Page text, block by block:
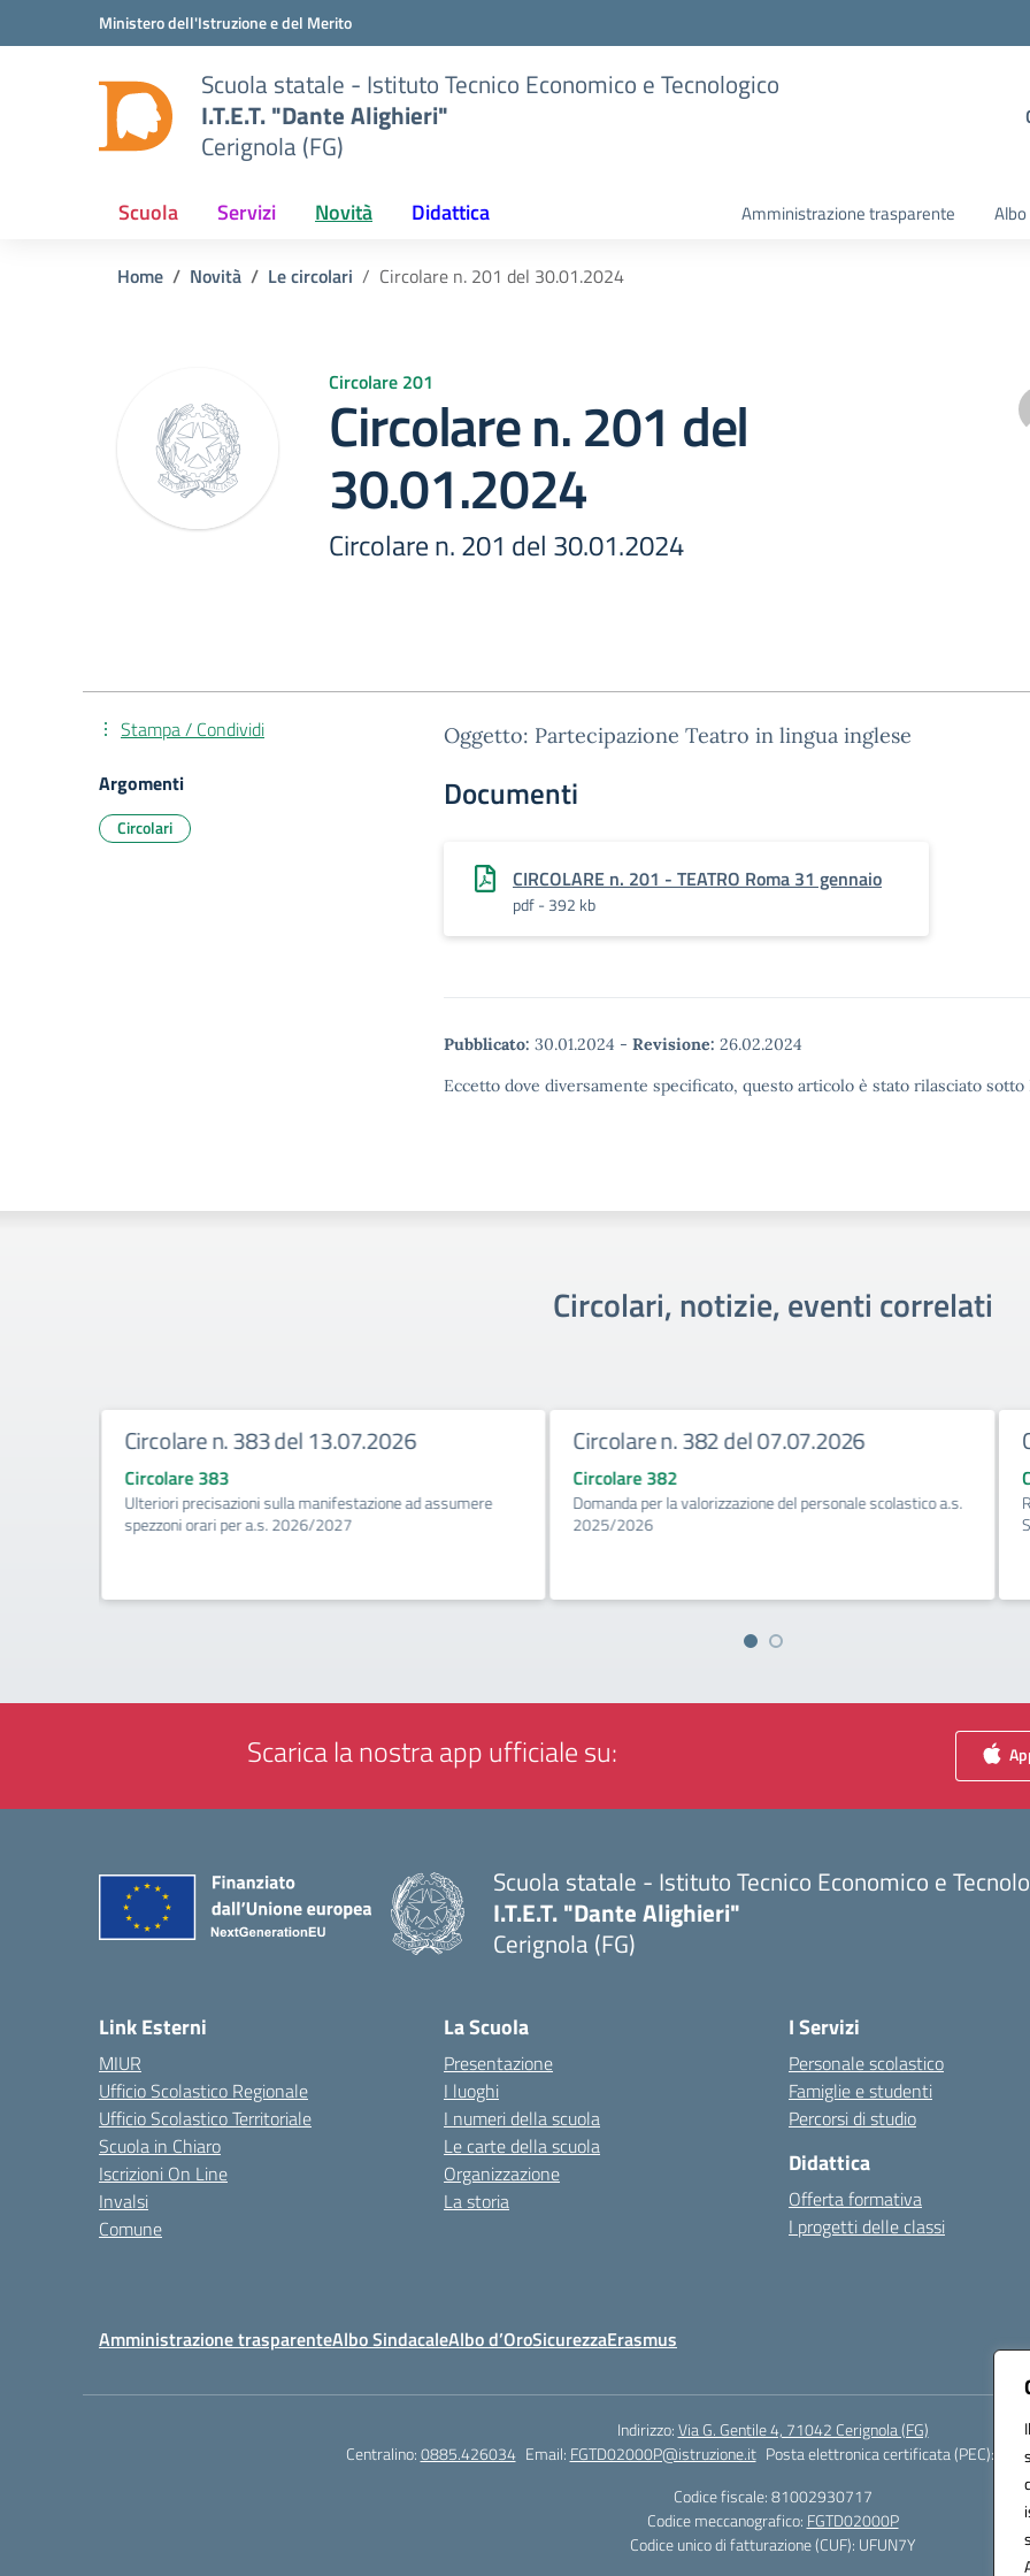
Vai ai contenuti
Vai al menu di navigazioneMinistero dell'Istruzione e del Merito
Scuola statale - Istituto Tecnico Economico e Tecnologico
I.T.E.T. "Dante Alighieri"
Cerignola (FG)
Scuola Servizi Novità Didattica Amministrazione trasparente
Home Novità Le circolari Circolare n. 201 del 30.01.2024
Circolare 201
Circolare n. 201 del
30.01.2024
Circolare n. 201 del 30.01.2024
Oggetto: Partecipazione Teatro in lingua inglese
Documenti
CIRCOLARE n. 201 - TEATRO Roma 31 gennaio
pdf - 392 kb
Pubblicato: 30.01.2024 - Revisione: 26.02.2024
Eccetto dove diversamente specificato, questo articolo è stato rilasciato
Stampa / Condividi
Argomenti
Circolari
Circolari, notizie, eventi correlati
Circolare n. 383 del 13.07.2026
Circolare 383
Ulteriori precisazioni sulla manifestazione ad assumere
spezzoni orari per a.s. 2026/2027
Circolare n. 382 del 07.07.2026
Circolare 382
Domanda per la valorizzazione del personale scolastico a.s.
2025/2026
Scarica la nostra app ufficiale su:
Scuola statale - Istituto Tecnico Economico e
I.T.E.T. "Dante Alighieri"
Cerignola (FG)
Link Esterni
MIUR
Ufficio Scolastico Regionale
Ufficio Scolastico Territoriale
Scuola in Chiaro
Iscrizioni On Line
Invalsi
Comune
La Scuola
Presentazione
I luoghi
I numeri della scuola
Le carte della scuola
Organizzazione
La storia
I Servizi
Personale scolastico
Famiglie e studenti
Percorsi di studio
Didattica
Offerta formativa
I progetti delle classi
Amministrazione trasparenteAlbo SindacaleAlbo d’OroSicurezzaErasmus
Indirizzo:Via G. Gentile 4, 71042 Cerignola (FG)
Centralino:0885.426034 Email: FGTD02000P@istruzione.it Posta elettronica certificata (PEC):
Codice fiscale: 81002930717
Codice meccanografico: FGTD02000P
Codice unico di fatturazione (CUF): UFUN7Y